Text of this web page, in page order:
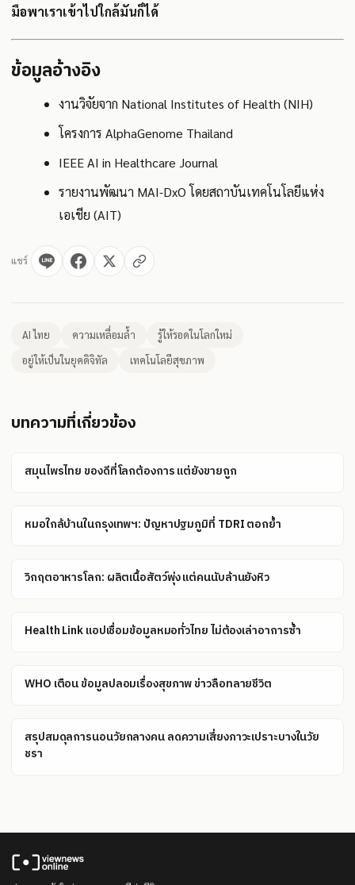
มือพาเราเข้าไปใกล้มันก็ได้
ข้อมูลอ้างอิง
งานวิจัยจาก National Institutes of Health (NIH)
โครงการ AlphaGenome Thailand
IEEE AI in Healthcare Journal
รายงานพัฒนา MAI‑DxO โดยสถาบันเทคโนโลยีแห่ง
เอเชีย (AIT)
แชร์
AI ไทย ความเหลื่อมล้ำ
รู้ให้รอดในโลกใหม่
อยู่ให้เป็นในยุคดิจิทัล
เทคโนโลยีสุขภาพ
บทความที่เกี่ยวข้อง
สมุนไพรไทย ของดีที่โลกต้องการ แต่ยังขายถูก
หมอใกล้บ้านในกรุงเทพฯ: ปัญหาปฐมภูมิที่ TDRI ตอกย้ำ
วิกฤตอาหารโลก: ผลิตเนื้อสัตว์พุ่ง แต่คนนับล้านยังหิว
Health Link แอปเชื่อมข้อมูลหมอทั่วไทย ไม่ต้องเล่าอาการซ้ำ
WHO เตือน ข้อมูลปลอมเรื่องสุขภาพ ข่าวลือทลายชีวิต
สรุปสมดุลการนอนวัยกลางคน ลดความเสี่ยงภาวะเปราะบางในวัย
ชรา